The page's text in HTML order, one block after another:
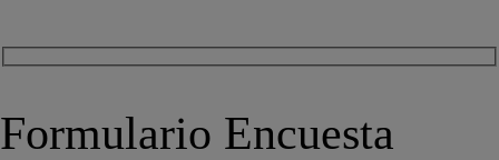
Formulario Encuesta